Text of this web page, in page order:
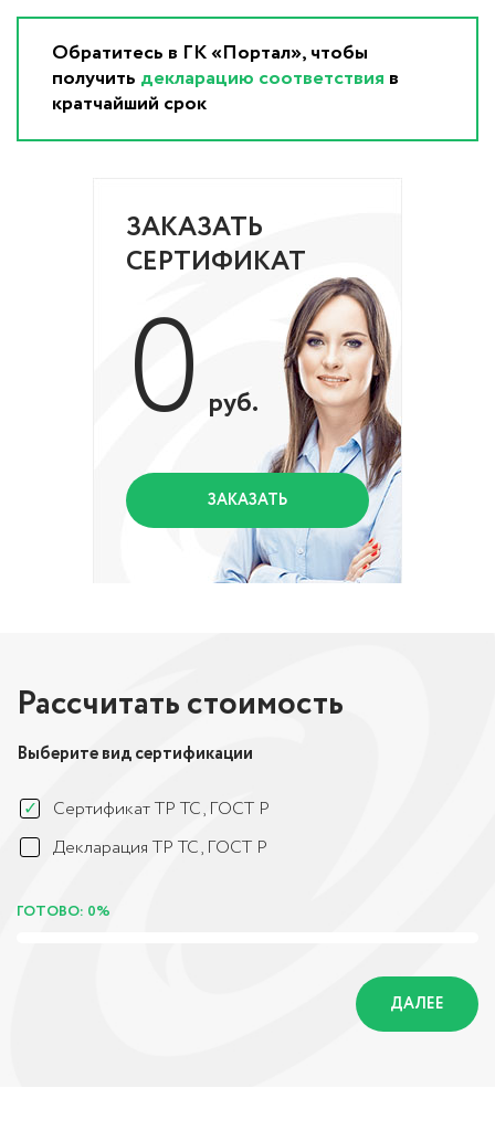
Обратитесь в ГК «Портал», чтобы
получить декларацию соответствия в
кратчайший срок
ЗАКАЗАТЬ
СЕРТИФИКАТ
0 руб.
ЗАКАЗАТЬ
Рассчитать стоимость
Выберите вид сертификации
Сертификат ТР ТС, ГОСТ Р
Декларация ТР ТС, ГОСТ Р
ГОТОВО: 0%
ДАЛЕЕ